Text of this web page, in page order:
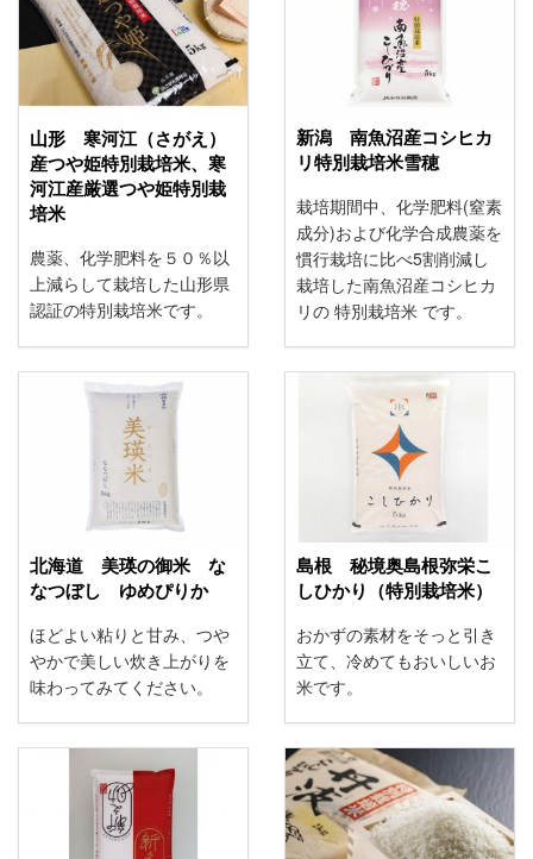
山形 寒河江（さがえ）
産つや姫特別栽培米、寒
河江産厳選つや姫特別栽
培米
農薬、化学肥料を５０％以
上減らして栽培した山形県
認証の特別栽培米です。
新潟 南魚沼産コシヒカ
リ特別栽培米雪穂
栽培期間中、化学肥料(窒素
成分)および化学合成農薬を
慣行栽培に比べ5割削減し
栽培した南魚沼産コシヒカ
リの 特別栽培米 です。
北海道 美瑛の御米 な
なつぼし ゆめぴりか
ほどよい粘りと甘み、つや
やかで美しい炊き上がりを
味わってみてください。
島根 秘境奥島根弥栄こ
しひかり（特別栽培米）
おかずの素材をそっと引き
立て、冷めてもおいしいお
米です。